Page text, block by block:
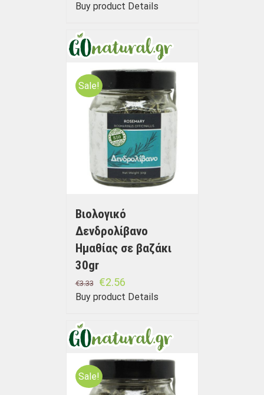
Buy product Details
Sale!
Βιολογικό
Δενδρολίβανο
Ημαθίας σε βαζάκι
30gr
€3.33 €2.56
Buy product Details
Sale!